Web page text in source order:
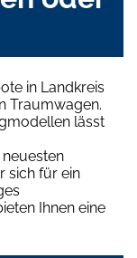
in Landkreis
Traumwagen.
lässt
sich für ein
Ihnen eine